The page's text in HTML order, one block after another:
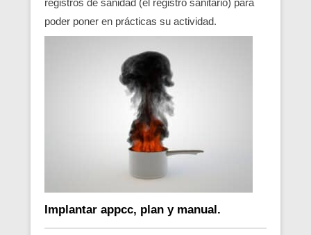
registros de sanidad (el registro sanitario) para
poder poner en prácticas su actividad.
Implantar appcc, plan y manual.